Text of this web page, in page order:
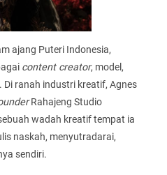
ajang Puteri Indonesia,
content creator, model,
ranah industri kreatif, Agnes
Rahajeng Studio
wadah kreatif tempat ia
naskah, menyutradarai,
sendiri.